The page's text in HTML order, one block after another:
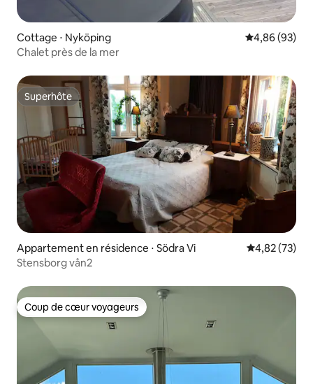
Cottage ⋅ Nyköping Évaluation
4,86 (93)
Chalet près de la mer
Superhôte
Superhôte
Appartement en résidence ⋅ Södra Vi Évaluation
4,82 (73)
Stensborg vån2
Coup de cœur voyageurs
Coup de cœur voyageurs